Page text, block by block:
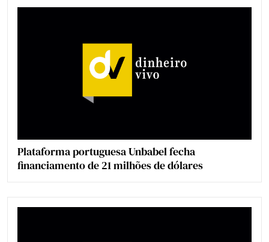
Plataforma portuguesa Unbabel fecha
financiamento de 21 milhões de dólares